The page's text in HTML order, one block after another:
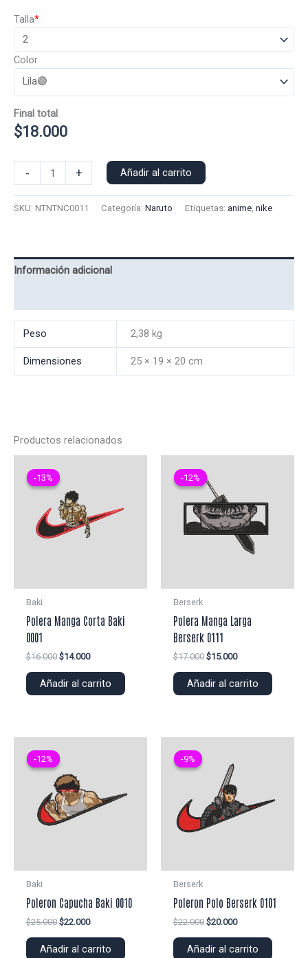
*
Talla
Color
Final total
$18.000
-
Capucha
+ Añadir al carrito
SKU: NTNTNC0011 Categoría: Naruto Etiquetas: anime, nike
Información adicional
Peso 2,38 kg
Dimensiones 25 × 19 × 20 cm
Productos relacionados
-13%
-13%
Baki
Polera Manga Corta Baki
0001
$16.000 El
original
$14.000El
actual
Añadir al carrito
-12%
-12%
Berserk
Polera Manga Larga
Berserk 0111
$17.000 El
original
$15.000El
actual
Añadir al carrito
-12%
-12%
Baki
Poleron Capucha Baki 0010
$25.000 El
original
$22.000El
actual
Añadir al carrito
-9%
-9%
Berserk
Poleron Polo Berserk 0101
$22.000 El
original
$20.000El
actual
Añadir al carrito